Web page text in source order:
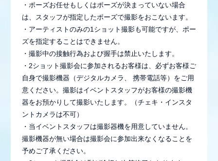
・ポーズお任せもしくはポーズが決まっていない場合
は、スタッフが指定したポーズで撮影をおこないます。
・アーティストのみの1ショット撮影も可能ですが、ポー
ズを指定することはできません。
・撮影中の接触行為および握手は禁止いたします。
・2ショット撮影会に参加されるお客様は、必ずお客様ご
自身で撮影機器（デジタルカメラ、 携帯電話等）をご用
意ください。撮影はイベントスタッフがお客様の撮影機
器をお預かりして撮影いたします。（チェキ・インスタ
ントカメラは不可）
・当イベントスタッフは撮影器機を用意していません。
撮影機器が無い場合は撮影会に参加出来なくなることを
予めご了承ください。